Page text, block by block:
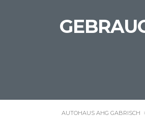
AUTOHAUS AHG GABRISCH